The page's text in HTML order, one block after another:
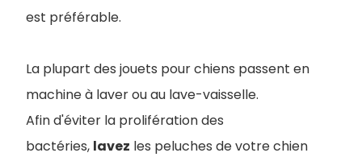
est préférable.
La plupart des jouets pour chiens passent en
machine à laver ou au lave-vaisselle.
Afin d'éviter la prolifération des
bactéries, lavez les peluches de votre chien